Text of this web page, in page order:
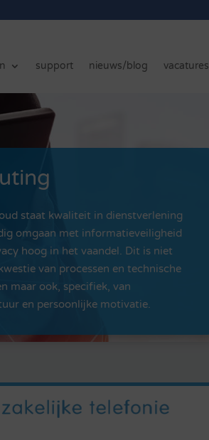
support nieuws/blog vacatures
staat kwaliteit in dienstverlening
omgaan met informatieveiligheid
hoog in het vaandel. Dit is niet
van processen en technische
maar ook, specifiek, van
en persoonlijke motivatie.